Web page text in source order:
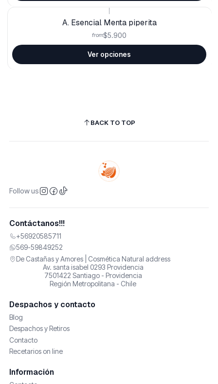
A. Esencial Menta piperita
from$5.900
Ver opciones
BACK TO TOP
Follow us
Contáctanos!!!
+56920585711
569-59849252
De Castañas y Amores | Cosmética Natural address
Av. santa isabel 0293 Providencia
7501422 Santiago - Providencia
Región Metropolitana - Chile
Despachos y contacto
Blog
Despachos y Retiros
Contacto
Recetarios on line
Información